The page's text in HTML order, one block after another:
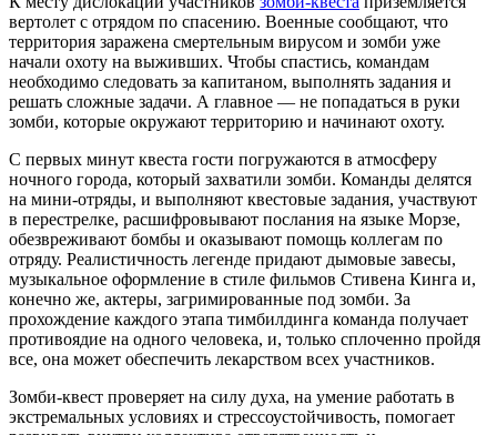
вертолет с отрядом по спасению. Военные сообщают, что
территория заражена смертельным вирусом и зомби уже
начали охоту на выживших. Чтобы спастись, командам
необходимо следовать за капитаном, выполнять задания и
решать сложные задачи. А главное — не попадаться в руки
зомби, которые окружают территорию и начинают охоту.
С первых минут квеста гости погружаются в атмосферу
ночного города, который захватили зомби. Команды делятся
на мини-отряды, и выполняют квестовые задания, участвуют
в перестрелке, расшифровывают послания на языке Морзе,
обезвреживают бомбы и оказывают помощь коллегам по
отряду. Реалистичность легенде придают дымовые завесы,
музыкальное оформление в стиле фильмов Стивена Кинга и,
конечно же, актеры, загримированные под зомби. За
прохождение каждого этапа тимбилдинга команда получает
противоядие на одного человека, и, только сплоченно пройдя
все, она может обеспечить лекарством всех участников.
Зомби-квест проверяет на силу духа, на умение работать в
экстремальных условиях и стрессоустойчивость, помогает